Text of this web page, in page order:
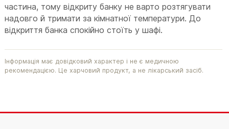
частина, тому відкриту банку не варто розтягувати
надовго й тримати за кімнатної температури. До
відкриття банка спокійно стоїть у шафі.
Інформація має довідковий характер і не є медичною
рекомендацією. Це харчовий продукт, а не лікарський засіб.